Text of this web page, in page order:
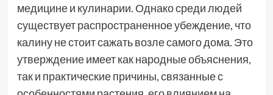
медицине и кулинарии. Однако среди людей
существует распространенное убеждение, что
калину не стоит сажать возле самого дома. Это
утверждение имеет как народные объяснения,
так и практические причины, связанные с